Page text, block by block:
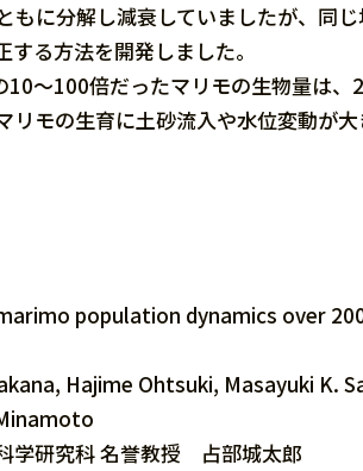
もに分解し減衰していましたが、同
る方法を開発しました。
～100倍だったマリモの生物量は
リモの生育に土砂流入や水位変動が
population dynamics over
Hajime Ohtsuki, Masayuki K.
学研究科 名誉教授 占部城太郎